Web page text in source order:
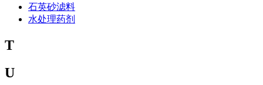
石英砂滤料
水处理药剂
T
U